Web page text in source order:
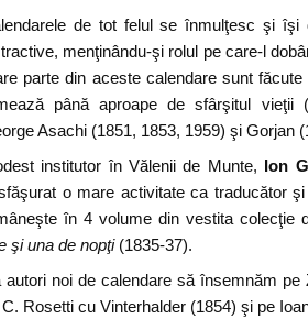
de tot felul se înmulţesc şi
menţinându-şi rolul pe care-l
parte din aceste calendare sunt
până aproape de sfârşitul vieţii
Asachi (1851, 1853, 1959) şi Gorjan
institutor în Vălenii de Munte, Ion
o mare activitate ca traducător
în 4 volume din vestita colecţie
şi una de nopţi(1835-37).
autori noi de calendare să însemnăm pe
C. Rosetti cu Vinterhalder (1854) şi pe